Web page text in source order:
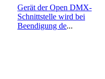
Gerät der Open DMX-
Schnittstelle wird bei
Beendigung de...